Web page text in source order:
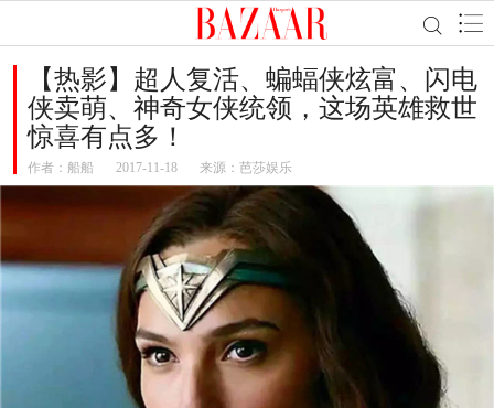
【热影】超人复活、蝙蝠侠炫富、闪电
侠卖萌、神奇女侠统领，这场英雄救世
惊喜有点多！
作者： 船船 2017-11-18 来源：芭莎娱乐